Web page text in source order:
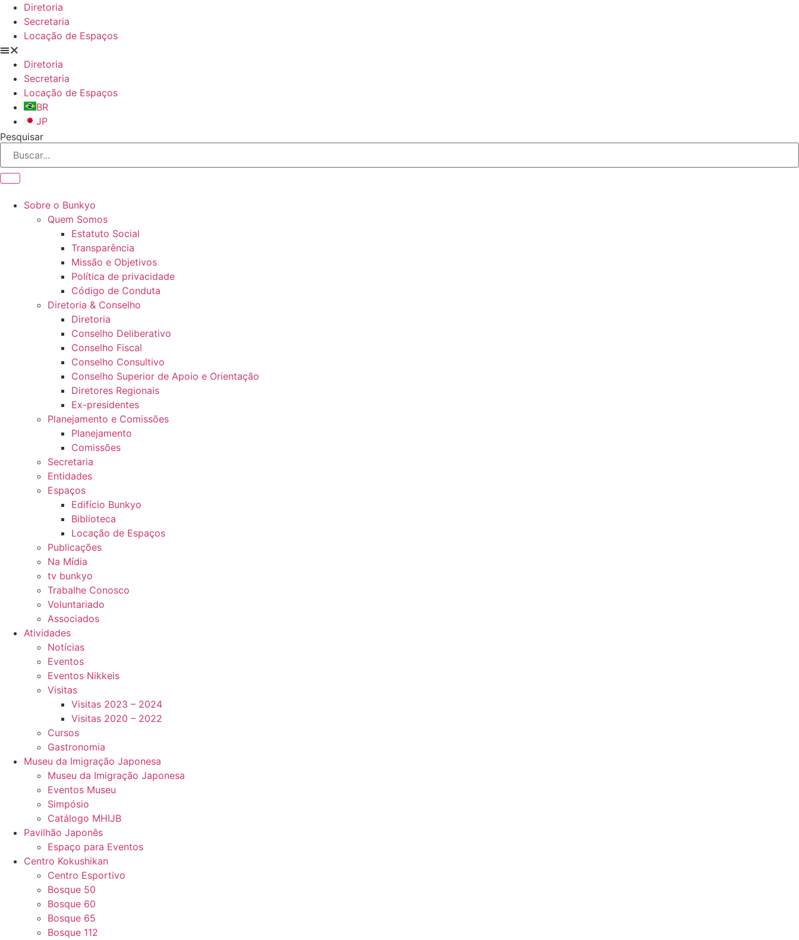
para
conteúdo
Diretoria
Secretaria
Locação de Espaços
Diretoria
Secretaria
Locação de Espaços
BR
JP
Pesquisar
Sobre o Bunkyo
Quem Somos
Estatuto Social
Transparência
Missão e Objetivos
Política de privacidade
Código de Conduta
Diretoria & Conselho
Diretoria
Conselho Deliberativo
Conselho Fiscal
Conselho Consultivo
Conselho Superior de Apoio e Orientação
Diretores Regionais
Ex-presidentes
Planejamento e Comissões
Planejamento
Comissões
Secretaria
Entidades
Espaços
Edifício Bunkyo
Biblioteca
Locação de Espaços
Publicações
Na Mídia
tv bunkyo
Trabalhe Conosco
Voluntariado
Associados
Atividades
Notícias
Eventos
Eventos Nikkeis
Visitas
Visitas 2023 – 2024
Visitas 2020 – 2022
Cursos
Gastronomia
Museu da Imigração Japonesa
Museu da Imigração Japonesa
Eventos Museu
Simpósio
Catálogo MHIJB
Pavilhão Japonês
Espaço para Eventos
Centro Kokushikan
Centro Esportivo
Bosque 50
Bosque 60
Bosque 65
Bosque 112